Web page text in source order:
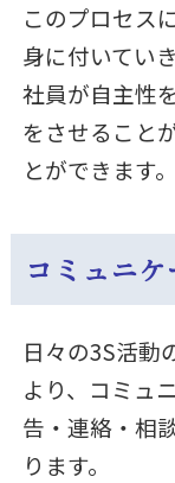
このプロセス
身に付いていき
社員が自主性
をさせること
とができます。
コミュニ
日々の3S活動
より、コミュ
告・連絡・相
ります。